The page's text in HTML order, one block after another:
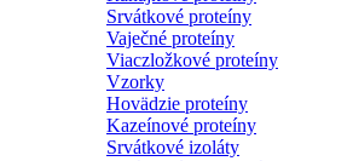
Srvátkové proteíny
Vaječné proteíny
Viaczložkové proteíny
Vzorky
Hovädzie proteíny
Kazeínové proteíny
Srvátkové izoláty